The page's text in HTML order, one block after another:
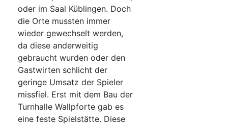
oder im Saal Küblingen. Doch
die Orte mussten immer
wieder gewechselt werden,
da diese anderweitig
gebraucht wurden oder den
Gastwirten schlicht der
geringe Umsatz der Spieler
missfiel. Erst mit dem Bau der
Turnhalle Wallpforte gab es
eine feste Spielstätte. Diese